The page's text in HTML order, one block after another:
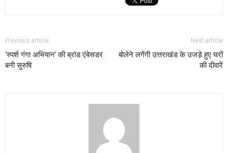
Previous article
‘स्पर्श गंगा अभियान’ की ब्रांड एंबेसडर
बनी सुरुषि
Next article
बोलेने लगेंगी उत्तराखंड के उजडे़ हुए घरों
की दीवारें